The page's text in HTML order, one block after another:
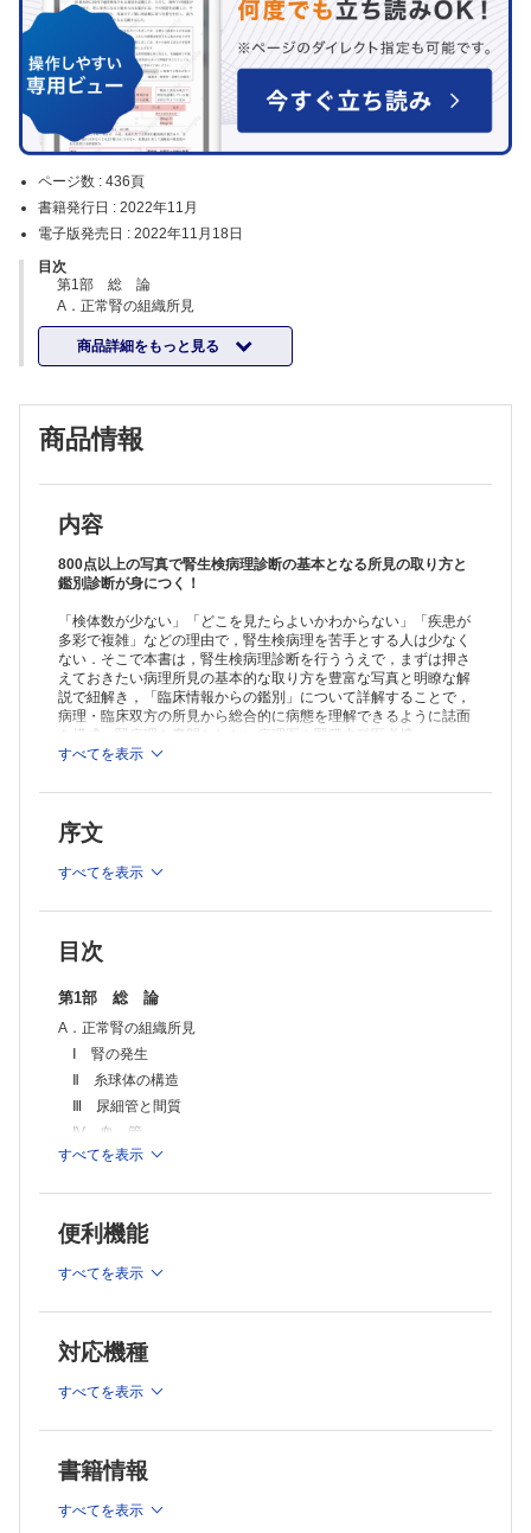
ページ数 : 436頁
書籍発行日 : 2022年11月
電子版発売日 : 2022年11月18日
目次
第1部 総 論
A．正常腎の組織所見
Ⅰ 腎の発生
Ⅱ 糸球体の構造
Ⅲ 尿細管と間質
Ⅰ 糸球体の所見
1 メサンギウム増殖
4 半月体形成─管外増殖─
5 内皮障害，係蹄基底膜の二重化
6 spike形成
7 足細胞（ポドサイト）の病変
9 糸球体硬化
10 分節性硬化
Ⅱ 尿細管・間質の所見
1 間質炎症
2 間質線維化
3 尿細管萎縮
Ⅲ 血管の所見
2 細動脈硝子化
3 血管炎
C．腎生検診断のプロセス
Ⅱ 特殊染色で観察するポイント
Ⅰ ネフローゼ症候群
Ⅱ 蛋白尿・血尿の持続
Ⅲ 急性腎障害（AKI）
Ⅳ M蛋白血症
Ⅴ 時系列でみた移植腎病理の考え方
Ⅵ 家族歴を有する腎疾患
第2部 各 論
主な疾患と鑑別診断
1 微小変化型ネフローゼ症候群と巣状分節性糸球体硬化症
3 膜性腎症
5 単クローン性IgG沈着を伴う増殖性腎炎
6 糖尿病性腎症
7 アミロイドーシス
8 organized depositsを伴う腎疾患
10 感染関連腎炎
12 糸球体過剰濾過に関連した腎疾患
〔COLUMN〕Castleman病，TAFRO症候群，POEMS症候群
15 腎硬化症
16 尿細管間質性腎炎，急性尿細管壊死
17 IgG4関連腎臓病
商品詳細をもっと見る
商品情報
内容
800点以上の写真で腎生検病理診断の基本となる所見の取り方と
鑑別診断が身につく！
「検体数が少ない」「どこを見たらよいかわからない」「疾患が
多彩で複雑」などの理由で，腎生検病理を苦手とする人は少なく
ない．そこで本書は，腎生検病理診断を行ううえで，まずは押さ
えておきたい病理所見の基本的な取り方を豊富な写真と明瞭な解
説で紐解き，「臨床情報からの鑑別」について詳解することで，
病理・臨床双方の所見から総合的に病態を理解できるように誌面
を構成．腎病理を専門としない病理医や腎臓内科医必携．
製品のご購入後、「購入済ライセンス一覧」より、オンライン環
境で閲覧可能なPDF版をご覧いただけます。詳細は
認ください。
すべてを表示
序文
すべてを表示
目次
第1部 総 論
A．正常腎の組織所見
Ⅰ 腎の発生
Ⅱ 糸球体の構造
Ⅲ 尿細管と間質
Ⅳ 血 管
B．腎病理組織学の基本的所見
2 管内細胞増多
3 膜性増殖性病変
5 内皮障害，係蹄基底膜の二重化
6 spike形成
7 足細胞（ポドサイト）の病変
8 糸球体結節性病変
Ⅱ 尿細管・間質の所見
すべてを表示
便利機能
すべてを表示
対応機種
すべてを表示
書籍情報
すべてを表示